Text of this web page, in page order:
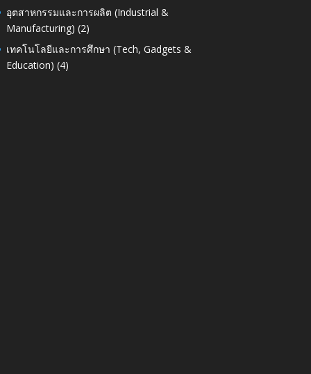
อุตสาหกรรมและการผลิต (Industrial &
Manufacturing) (2)
เทคโนโลยีและการศึกษา (Tech, Gadgets &
Education) (4)